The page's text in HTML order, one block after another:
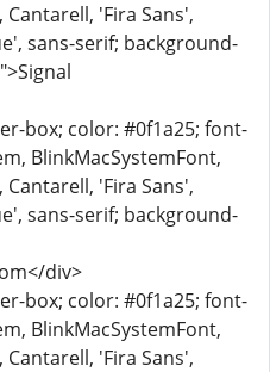
'Fira Sans',
sans-serif; background-
box; color: #0f1a25; font-
BlinkMacSystemFont,
'Fira Sans',
sans-serif; background-
div>
box; color: #0f1a25; font-
BlinkMacSystemFont,
'Fira Sans',